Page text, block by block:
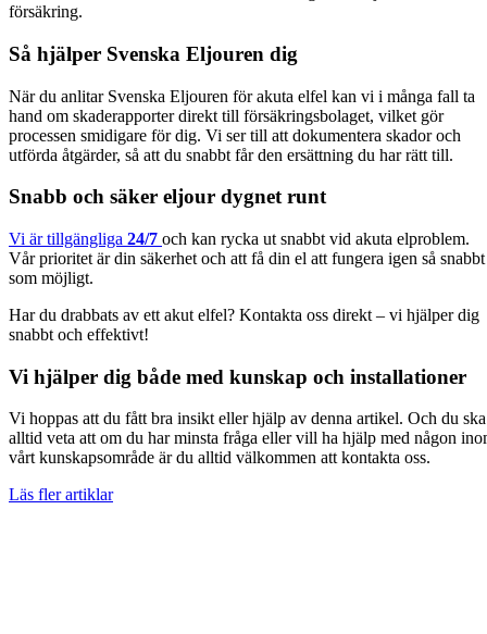
försäkring.
Så hjälper Svenska Eljouren dig
När du anlitar Svenska Eljouren för akuta elfel kan vi i många fall ta
hand om skaderapporter direkt till försäkringsbolaget, vilket gör
processen smidigare för dig. Vi ser till att dokumentera skador och
utförda åtgärder, så att du snabbt får den ersättning du har rätt till.
Snabb och säker eljour dygnet runt
Vi är tillgängliga 24/7 och kan rycka ut snabbt vid akuta elproblem.
Vår prioritet är din säkerhet och att få din el att fungera igen så snabbt
som möjligt.
Har du drabbats av ett akut elfel? Kontakta oss direkt – vi hjälper dig
snabbt och effektivt!
Vi hjälper dig både med kunskap och installationer
Vi hoppas att du fått bra insikt eller hjälp av denna artikel. Och du ska
alltid veta att om du har minsta fråga eller vill ha hjälp med någon
vårt kunskapsområde är du alltid välkommen att kontakta oss.
Läs fler artiklar